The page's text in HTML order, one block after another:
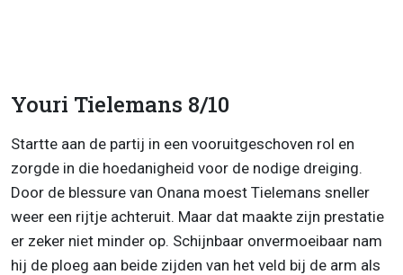
Youri Tielemans 8/10
Startte aan de partij in een vooruitgeschoven rol en
zorgde in die hoedanigheid voor de nodige dreiging.
Door de blessure van Onana moest Tielemans sneller
weer een rijtje achteruit. Maar dat maakte zijn prestatie
er zeker niet minder op. Schijnbaar onvermoeibaar nam
hij de ploeg aan beide zijden van het veld bij de arm als